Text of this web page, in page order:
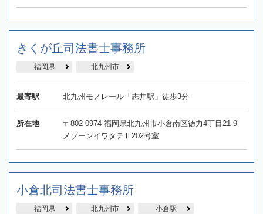
きくが丘司法書士事務所
福岡県 北九州市
最寄駅 北九州モノレール「志井駅」徒歩3分
所在地
〒802-0974 福岡県北九州市小倉南区徳力4丁目21-9
メゾーンイワタテⅡ202号室
小倉北司法書士事務所
福岡県 北九州市 小倉駅